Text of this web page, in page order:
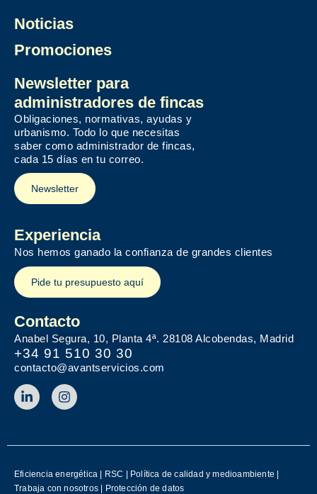
Noticias
Promociones
Newsletter para
administradores de fincas
Obligaciones, normativas, ayudas y
urbanismo. Todo lo que necesitas
saber como administrador de fincas,
cada 15 días en tu correo.
Newsletter
Experiencia
Nos hemos ganado la confianza de grandes clientes
Pide tu presupuesto aquí
Contacto
Anabel Segura, 10, Planta 4ª. 28108 Alcobendas, Madrid
+34 91 510 30 30
contacto@avantservicios.com
Eficiencia energética RSC Política de calidad y medioambiente
Trabaja con nosotros
Protección de datos